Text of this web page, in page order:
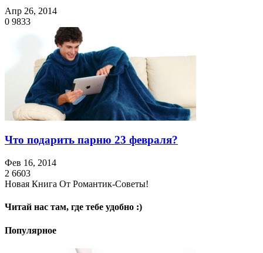
Апр 26, 2014
0 9833
Что подарить парню 23 февраля?
Фев 16, 2014
2 6603
Новая Книга От Романтик-Советы!
Читай нас там, где тебе удобно :)
Популярное